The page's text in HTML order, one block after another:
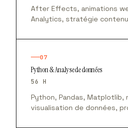
After Effects, animations
Analytics, stratégie
07
Python & Analyse de données
56 H
Python, Pandas, Matplotlib,
visualisation de données,